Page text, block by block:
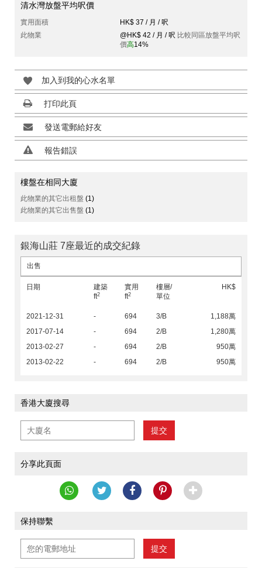
清水灣放盤平均呎價
實用面積
HK$ 37 / 月 / 呎
此物業
@HK$ 42 / 月 / 呎 比較同區放盤平均呎
價高14%
加入到我的心水名單
打印此頁
發送電郵給好友
報告錯誤
樓盤在相同大廈
此物業的其它出租盤 (1)
此物業的其它出售盤 (1)
銀海山莊 7座最近的成交紀錄
出售
日期
建築
ft2
實用
ft2
樓層/
單位
HK$
2021-12-31 - 694 3/B
1,188萬
2017-07-14
- 694 2/B
1,280萬
2013-02-27
- 694 2/B
950萬
2013-02-22
- 694 2/B 950萬
香港大廈搜尋
提交
分享此頁面
保持聯繫
提交